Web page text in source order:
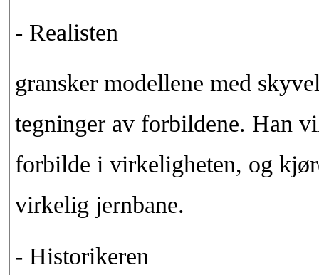
- Realisten
gransker modellene med
tegninger av forbildene. Han
forbilde i virkeligheten, og
virkelig jernbane.
- Historikeren